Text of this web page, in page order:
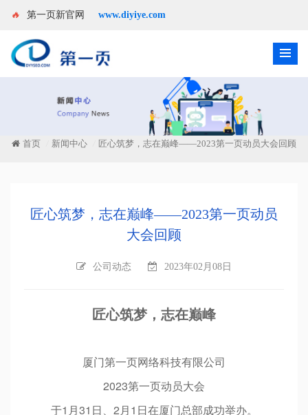
🔥 第一页新官网 www.diyiye.com
首页 新闻中心 匠心筑梦，志在巅峰——2023第一页动员大会回顾
匠心筑梦，志在巅峰——2023第一页动员
大会回顾
公司动态 2023年02月08日
匠心筑梦，志在巅峰
厦门第一页网络科技有限公司
2023第一页动员大会
于1月31日、2月1日在厦门总部成功举办。